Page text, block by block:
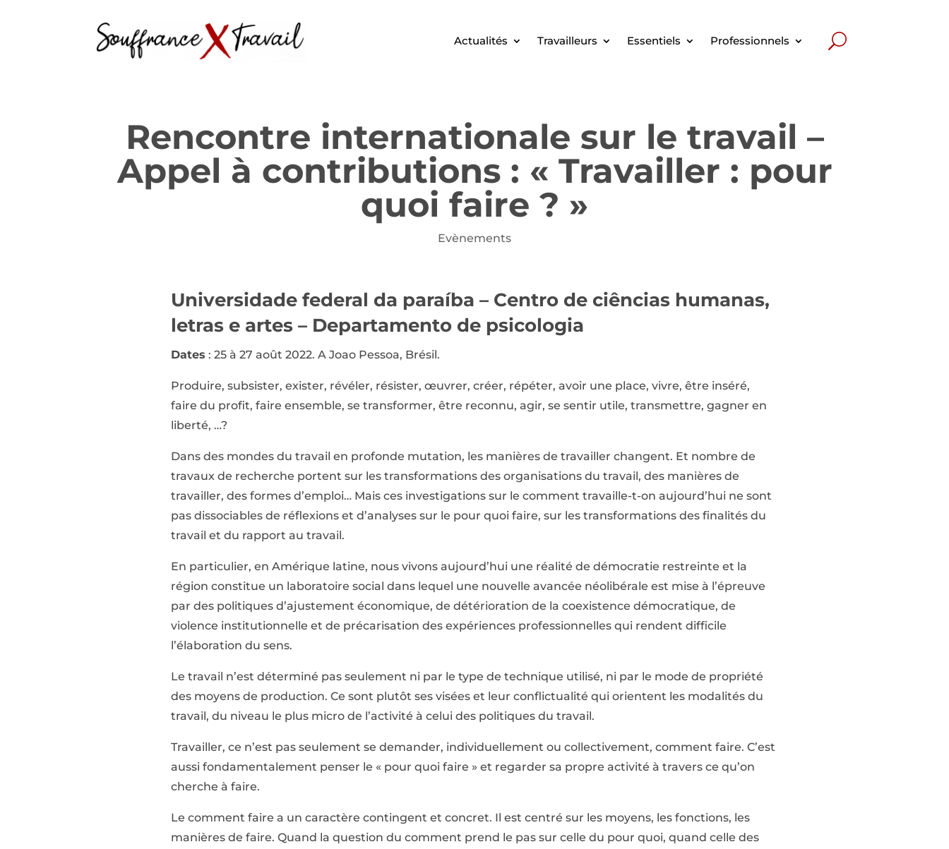
Actualités Travailleurs Essentiels Professionnels
Rencontre internationale sur le travail –
Appel à contributions : « Travailler : pour
quoi faire ? »
Evènements
Universidade federal da paraíba – Centro de ciências humanas,
letras e artes – Departamento de psicologia
Dates : 25 à 27 août 2022. A Joao Pessoa, Brésil.
Produire, subsister, exister, révéler, résister, œuvrer, créer, répéter, avoir une place, vivre, être inséré,
faire du profit, faire ensemble, se transformer, être reconnu, agir, se sentir utile, transmettre, gagner en
liberté, …?
Dans des mondes du travail en profonde mutation, les manières de travailler changent. Et nombre de
travaux de recherche portent sur les transformations des organisations du travail, des manières de
travailler, des formes d’emploi… Mais ces investigations sur le comment travaille-t-on aujourd’hui ne sont
pas dissociables de réflexions et d’analyses sur le pour quoi faire, sur les transformations des finalités du
travail et du rapport au travail.
En particulier, en Amérique latine, nous vivons aujourd’hui une réalité de démocratie restreinte et la
région constitue un laboratoire social dans lequel une nouvelle avancée néolibérale est mise à l’épreuve
par des politiques d’ajustement économique, de détérioration de la coexistence démocratique, de
violence institutionnelle et de précarisation des expériences professionnelles qui rendent difficile
l’élaboration du sens.
Le travail n’est déterminé pas seulement ni par le type de technique utilisé, ni par le mode de propriété
des moyens de production. Ce sont plutôt ses visées et leur conflictualité qui orientent les modalités du
travail, du niveau le plus micro de l’activité à celui des politiques du travail.
Travailler, ce n’est pas seulement se demander, individuellement ou collectivement, comment faire. C’est
aussi fondamentalement penser le « pour quoi faire » et regarder sa propre activité à travers ce qu’on
cherche à faire.
Le comment faire a un caractère contingent et concret. Il est centré sur les moyens, les fonctions, les
manières de faire. Quand la question du comment prend le pas sur celle du pour quoi, quand celle des